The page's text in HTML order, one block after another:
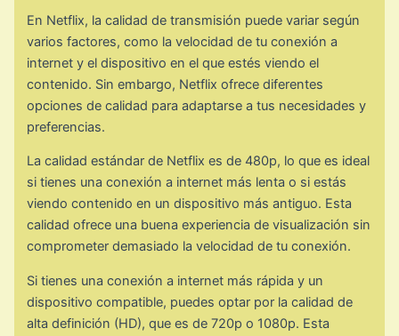
En Netflix, la calidad de transmisión puede variar según
varios factores, como la velocidad de tu conexión a
internet y el dispositivo en el que estés viendo el
contenido. Sin embargo, Netflix ofrece diferentes
opciones de calidad para adaptarse a tus necesidades y
preferencias.
La calidad estándar de Netflix es de 480p, lo que es ideal
si tienes una conexión a internet más lenta o si estás
viendo contenido en un dispositivo más antiguo. Esta
calidad ofrece una buena experiencia de visualización sin
comprometer demasiado la velocidad de tu conexión.
Si tienes una conexión a internet más rápida y un
dispositivo compatible, puedes optar por la calidad de
alta definición (HD), que es de 720p o 1080p. Esta